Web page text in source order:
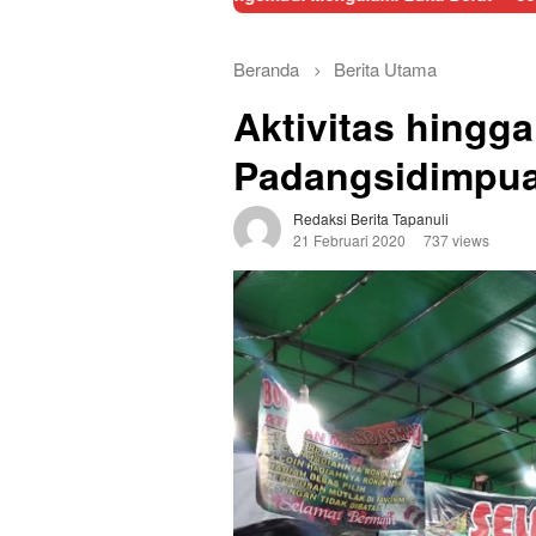
Beranda Berita Utama
Aktivitas
Redaksi Berita Tapanuli
21 Februari 2020
737 views